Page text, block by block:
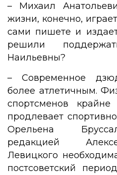
– Михаил
жизни, конечно,
сами пишете и
решили
Наильевны?
– Современное
более атлетичным.
спортсменов
продлевает
Орельена
редакцией
Левицкого
постсоветский